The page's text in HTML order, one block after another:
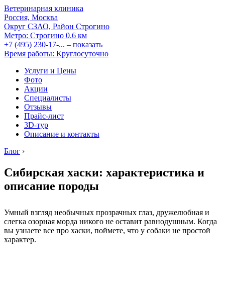
Ветеринарная клиника
Россия, Москва
Округ СЗАО, Район Строгино
Метро: Строгино 0.6 км
+7 (495) 230-17-... – показать
Время работы: Круглосуточно
Услуги и Цены
Фото
Акции
Специалисты
Отзывы
Прайс-лист
3D-тур
Описание и контакты
Блог ›
Сибирская хаски: характеристика и
описание породы
Умный взгляд необычных прозрачных глаз, дружелюбная и
слегка озорная морда никого не оставит равнодушным. Когда
вы узнаете все про хаски, поймете, что у собаки не простой
характер.